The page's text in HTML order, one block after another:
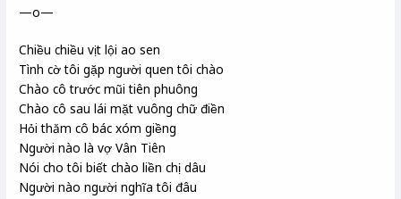
—o—
Chiều chiều vịt lội ao sen
Tình cờ tôi gặp người quen tôi chào
Chào cô trước mũi tiên phuông
Chào cô sau lái mặt vuông chữ điền
Hỏi thăm cô bác xóm giềng
Người nào là vợ Vân Tiên
Nói cho tôi biết chào liền chị dâu
Người nào người nghĩa tôi đâu